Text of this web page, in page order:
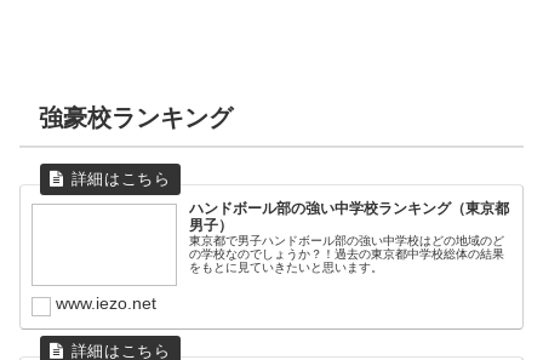
強豪校ランキング
ハンドボール部の強い中学校ランキング（東京都
男子）
東京都で男子ハンドボール部の強い中学校はどの地域のど
の学校なのでしょうか？！過去の東京都中学校総体の結果
をもとに見ていきたいと思います。
www.iezo.net